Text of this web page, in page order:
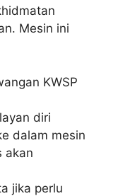
Mesin ini
KWSP
diri
dalam mesin
akan
jika perlu